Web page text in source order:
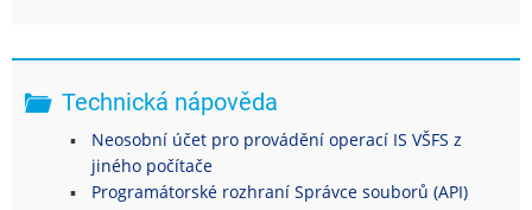
Technická nápověda
Neosobní účet pro provádění operací IS VŠFS z
jiného počítače
Programátorské rozhraní Správce souborů (API)